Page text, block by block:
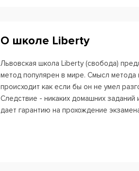
О школе Liberty
Львовская школа Liberty (свобода)
метод популярен в мире. Смысл метода
происходит как если бы он не умел
Следствие - никаких домашних
дает гарантию на прохождение